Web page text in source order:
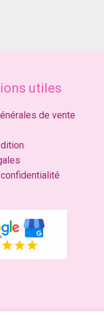
utiles
de vente